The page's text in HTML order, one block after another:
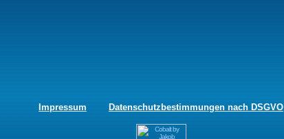
Impressum Datenschutzbestimmungen nach DSGVO